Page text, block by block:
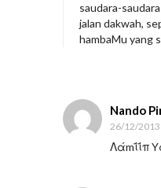
saudara-
jalan dakwah,
hambaMu yang
Nando
26/12/2013
Λάmΐΐπ